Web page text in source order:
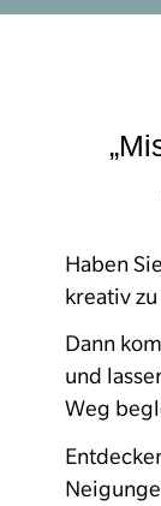
Haben
kreativ
Dann
und
Weg